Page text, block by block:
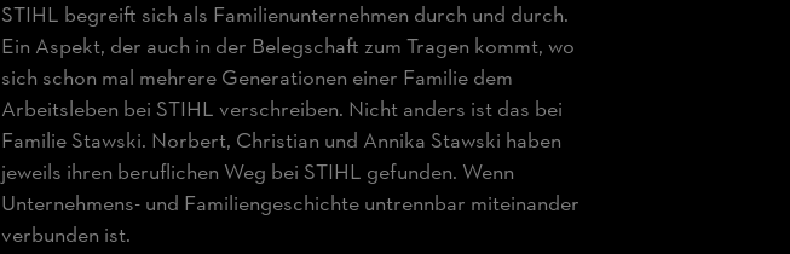
STIHL begreift sich als Familienunternehmen durch und durch.
Ein Aspekt, der auch in der Belegschaft zum Tragen kommt, wo
sich schon mal mehrere Generationen einer Familie dem
Arbeitsleben bei STIHL verschreiben. Nicht anders ist das bei
Familie Stawski. Norbert, Christian und Annika Stawski haben
jeweils ihren beruflichen Weg bei STIHL gefunden. Wenn
Unternehmens- und Familiengeschichte untrennbar miteinander
verbunden ist.